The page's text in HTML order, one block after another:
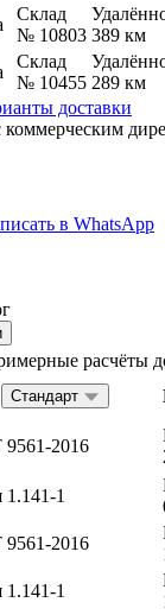
Склад
№ 10803 389 км
Склад
№ 10455 289 км
доставки
в WhatsApp
расчёты
Стандарт
2016
1.141-1
2016
1.141-1